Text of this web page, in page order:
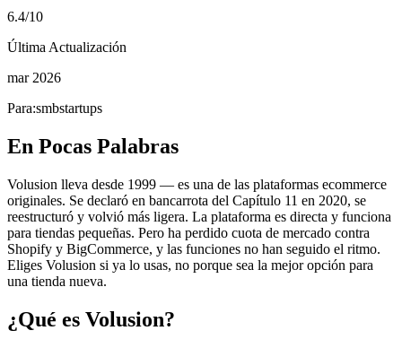
6.4/10
Última Actualización
mar 2026
Para:smbstartups
En Pocas Palabras
Volusion lleva desde 1999 — es una de las plataformas ecommerce
originales. Se declaró en bancarrota del Capítulo 11 en 2020, se
reestructuró y volvió más ligera. La plataforma es directa y funciona
para tiendas pequeñas. Pero ha perdido cuota de mercado contra
Shopify y BigCommerce, y las funciones no han seguido el ritmo.
Eliges Volusion si ya lo usas, no porque sea la mejor opción para
una tienda nueva.
¿Qué es Volusion?